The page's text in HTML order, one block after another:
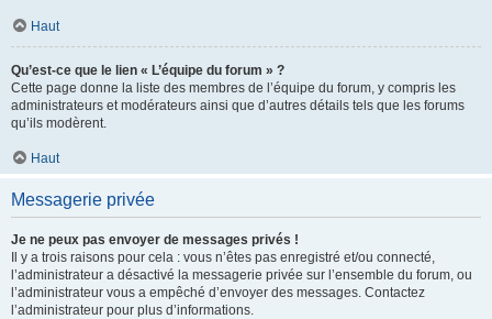
Haut
Qu’est-ce que le lien « L’équipe du forum » ?
Cette page donne la liste des membres de l’équipe du forum, y compris les
administrateurs et modérateurs ainsi que d’autres détails tels que les forums
qu’ils modèrent.
Haut
Messagerie privée
Je ne peux pas envoyer de messages privés !
Il y a trois raisons pour cela : vous n’êtes pas enregistré et/ou connecté,
l’administrateur a désactivé la messagerie privée sur l’ensemble du forum, ou
l’administrateur vous a empêché d’envoyer des messages. Contactez
l’administrateur pour plus d’informations.